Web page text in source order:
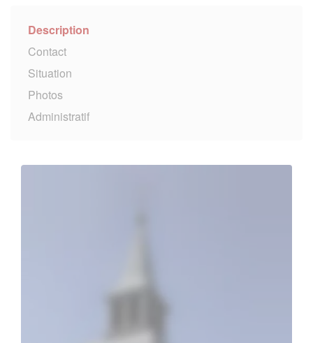
Description
Contact
Situation
Photos
Administratif